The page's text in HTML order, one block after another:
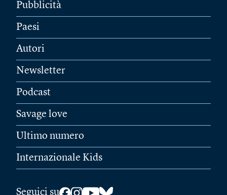
Pubblicità
Paesi
Autori
Newsletter
Podcast
Savage love
Ultimo numero
Internazionale Kids
Seguici su